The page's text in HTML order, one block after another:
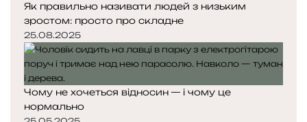
Як правильно називати людей з низьким
зростом: просто про складне
25.08.2025
Чому не хочеться відносин — і чому це
нормально